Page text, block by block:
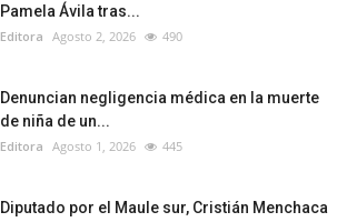
Pamela Ávila tras...
Editora Agosto 2, 2026 490
Denuncian negligencia médica en la muerte
de niña de un...
Editora Agosto 1, 2026 445
Diputado por el Maule sur, Cristián Menchaca